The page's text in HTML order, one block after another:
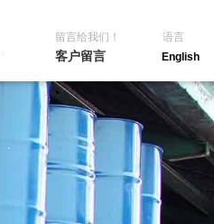
留言给我们！
客户留言
语言
English